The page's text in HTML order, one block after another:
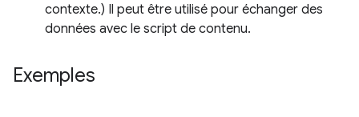
contexte.) Il peut être utilisé pour échanger des
données avec le script de contenu.
Exemples